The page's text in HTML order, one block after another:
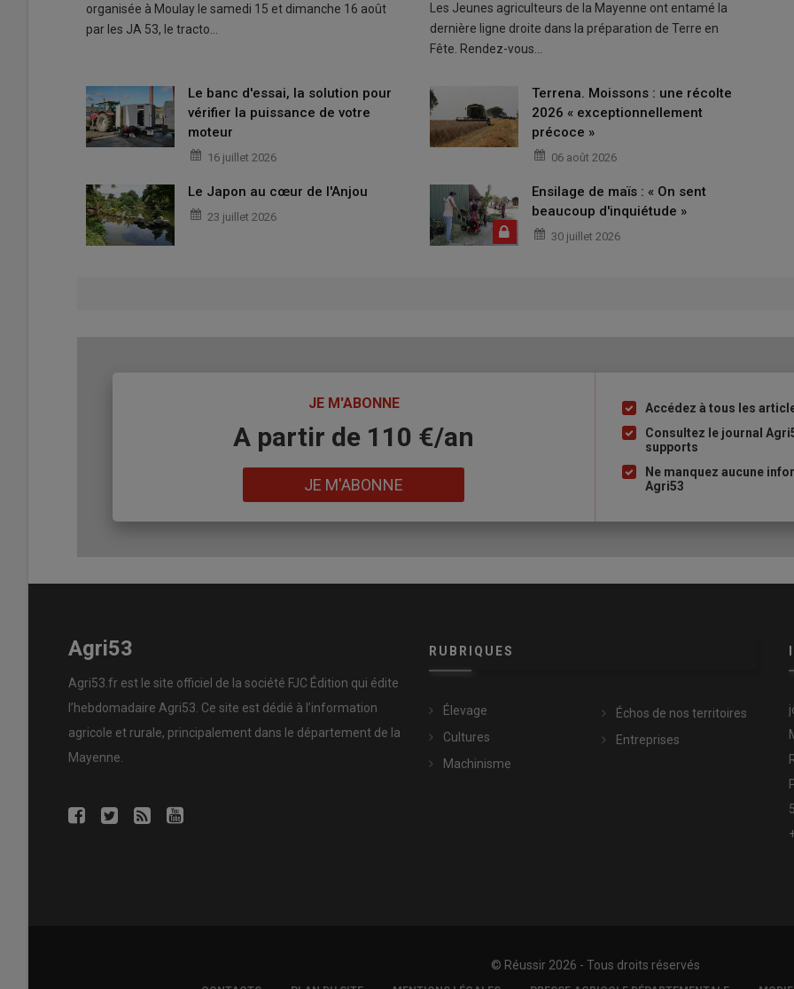
organisée à Moulay le samedi 15 et dimanche 16 août
par les JA 53, le tracto…
Les Jeunes agriculteurs de la Mayenne ont entamé la
dernière ligne droite dans la préparation de Terre en
Fête. Rendez-vous…
Le banc d'essai, la solution pour
vérifier la puissance de votre
moteur
16 juillet 2026
Terrena. Moissons : une récolte
2026 « exceptionnellement
précoce »
06 août 2026
Le Japon au cœur de l'Anjou
23 juillet 2026
Ensilage de maïs : « On sent
beaucoup d'inquiétude »
30 juillet 2026
JE M'ABONNE
A partir de 110 €/an
JE M'ABONNE
Liste
à
puce
Accédez à tous les
Consultez le journal
supports
Ne manquez aucune
Agri53
Agri53
Agri53.fr est le site officiel de la société FJC Édition qui édite
l’hebdomadaire Agri53. Ce site est dédié à l’information
agricole et rurale, principalement dans le département de la
Mayenne.
RUBRIQUES
Élevage
Cultures
Machinisme
Échos de nos territoires
Entreprises
© Réussir 2026 - Tous droits réservés